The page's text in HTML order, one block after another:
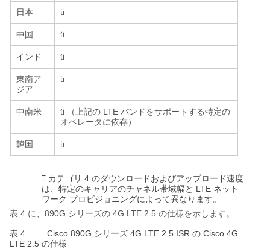
日本 ü
中国 ü
インド ü
東南ア
ジア
ü
中南米 ü （上記の LTE バンドをサポートする特定の
オペレータに依存）
韓国 ü
LTE カテゴリ 4 のダウンロードおよびアップロード速度
は、特定のキャリアのチャネル帯域幅と LTE ネット
ワーク プロビジョニングによって異なります。
表 4 に、 890G シリーズの 4G LTE 2.5 の仕様を示します。
表 4. Cisco 890G シリーズ 4G LTE 2.5 ISR の Cisco 4G
LTE 2.5 の仕様